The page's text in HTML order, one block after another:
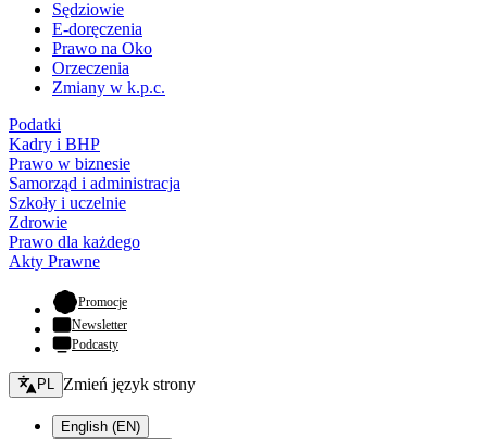
Sędziowie
E-doręczenia
Prawo na Oko
Orzeczenia
Zmiany w k.p.c.
Podatki
Kadry i BHP
Prawo w biznesie
Samorząd i administracja
Szkoły i uczelnie
Zdrowie
Prawo dla każdego
Akty Prawne
Promocje- otwiera się w nowej karcie
Newsletter
Podcasty
Zmień język - bieżący:
PL Zmień język strony
English (EN)